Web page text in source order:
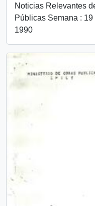
Noticias Relevantes
Públicas Semana :
1990